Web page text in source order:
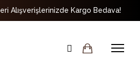
Alışverişlerinizde Kargo Bedava!